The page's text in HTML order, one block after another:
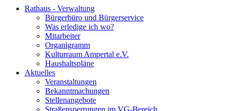
Rathaus - Verwaltung
Bürgerbüro und Bürgerservice
Was erledige ich wo?
Mitarbeiter
Organigramm
Kulturraum Ampertal e.V.
Haushaltspläne
Aktuelles
Veranstaltungen
Bekanntmachungen
Stellenangebote
Straßensperrungen im VG-Bereich